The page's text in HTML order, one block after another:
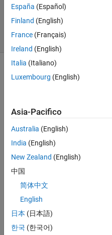
2014
15
Visualizzazioni
(30 giorni)
ho
w
to
calc
ulat
e
del
ay
España (Español)
Finland (English)
France (Français)
Ireland (English)
Italia (Italiano)
Luxembourg (English)
Asia-Pacifico
Australia (English)
India (English)
New Zealand (English)
中国
简体中文
English
日本 (日本語)
한국 (한국어)